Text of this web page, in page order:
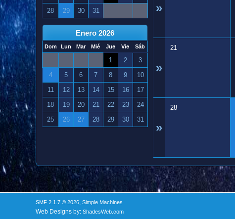
28
29 30 31
Enero 2026
Dom Lun Mar Mié Jue Vie Sáb
1 2
3
4
5 6 7 8 9
10
11
12 13 14 15 16
17
18
19 20 21 22 23
24
25
26 27 28 29 30 31
»
»
21
»
28
SMF 2.1.7 © 2026, Simple Machines
Web Designs by: ShadesWeb.com